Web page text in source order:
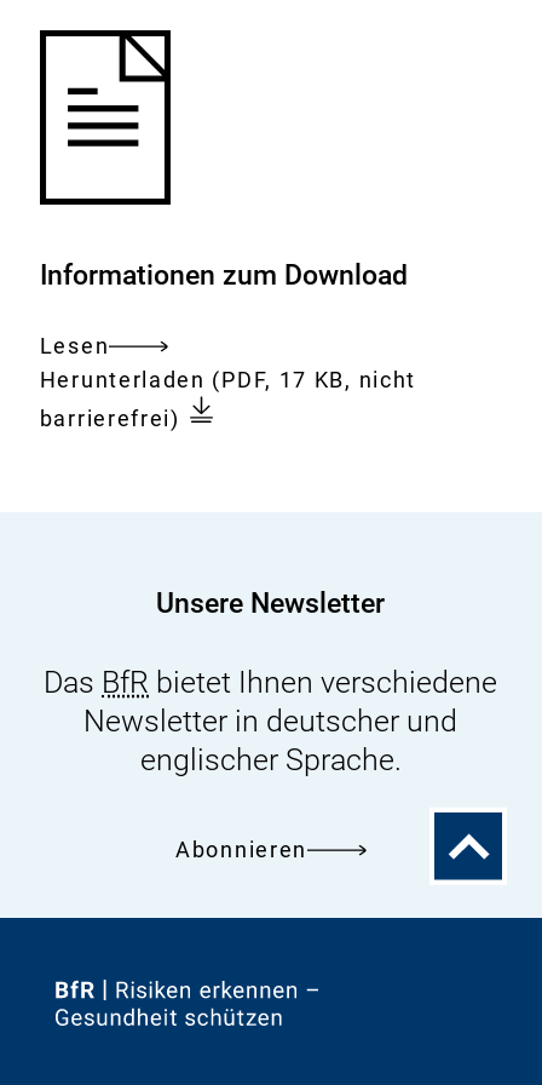
Informationen zum Download
Lesen
Gesamtes
Dokument
Download:
Herunterladen Absaugverfahren
für
(PDF, 17 KB, nicht
barrierefrei)
Unsere Newsletter
Das BfR bietet Ihnen verschiedene
Newsletter in deutscher und
englischer Sprache.
Abonnieren
Zum
Zur